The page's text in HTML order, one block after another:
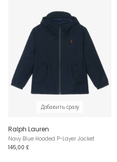
Добавить сразу
Ralph Lauren
Navy Blue Hooded P-Layer Jacket
145,00 £